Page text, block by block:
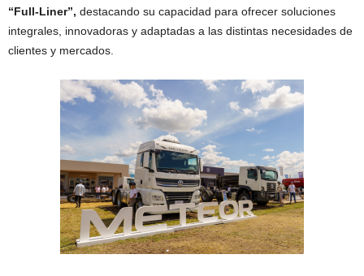
“Full-Liner”, destacando su capacidad para ofrecer soluciones
integrales, innovadoras y adaptadas a las distintas necesidades de
clientes y mercados.